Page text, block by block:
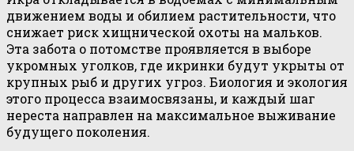
движением воды и обилием растительности, что
снижает риск хищнической охоты на мальков.
Эта забота о потомстве проявляется в выборе
укромных уголков, где икринки будут укрыты от
крупных рыб и других угроз. Биология и экология
этого процесса взаимосвязаны, и каждый шаг
нереста направлен на максимальное выживание
будущего поколения.